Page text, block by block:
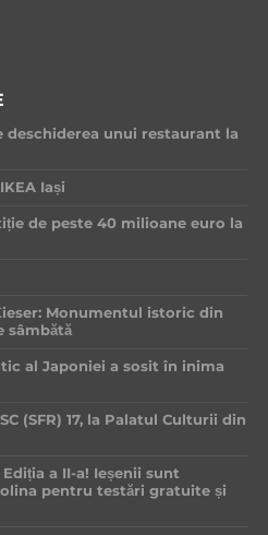
deschiderea unui restaurant la
Iași
de peste 40 milioane euro la
Monumentul istoric din
sâmbătă
al Japoniei a sosit în inima
(SFR) 17, la Palatul Culturii din
a II-a! Ieșenii sunt
pentru testări gratuite și